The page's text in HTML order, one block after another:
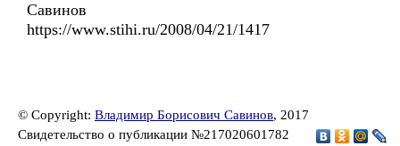
Савинов
https://www.stihi.ru/2008/04/21/1417
© Copyright: Владимир Борисович Савинов, 2017
Свидетельство о публикации №217020601782